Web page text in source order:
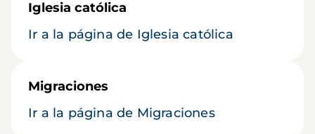
Iglesia católica
Ir a la página de Iglesia católica
Migraciones
Ir a la página de Migraciones